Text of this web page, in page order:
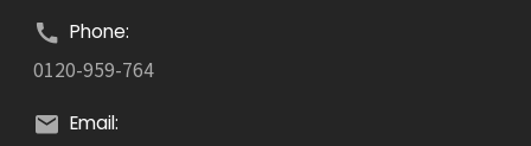
Phone:
0120-959-764
Email: